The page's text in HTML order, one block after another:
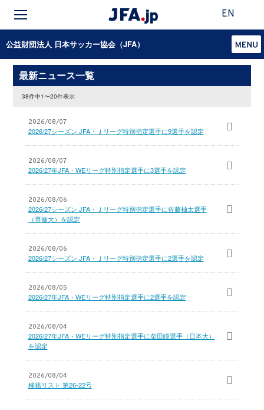
EN
公益財団法人 日本サッカー協会（JFA）
最新ニュース一覧
38件中1〜20件表示
2026/08/07
2026/27シーズン JFA・Ｊリーグ特別指定選手に9選手を認定
2026/08/07
2026/27年JFA・WEリーグ特別指定選手に3選手を認定
2026/08/06
2026/27シーズン JFA・Ｊリーグ特別指定選手に佐藤柚太選手
（専修大）を認定
2026/08/06
2026/27シーズン JFA・Ｊリーグ特別指定選手に2選手を認定
2026/08/05
2026/27年JFA・WEリーグ特別指定選手に2選手を認定
2026/08/04
2026/27年JFA・WEリーグ特別指定選手に柴田瞳選手（日本大）
を認定
2026/08/04
移籍リスト 第26-22号